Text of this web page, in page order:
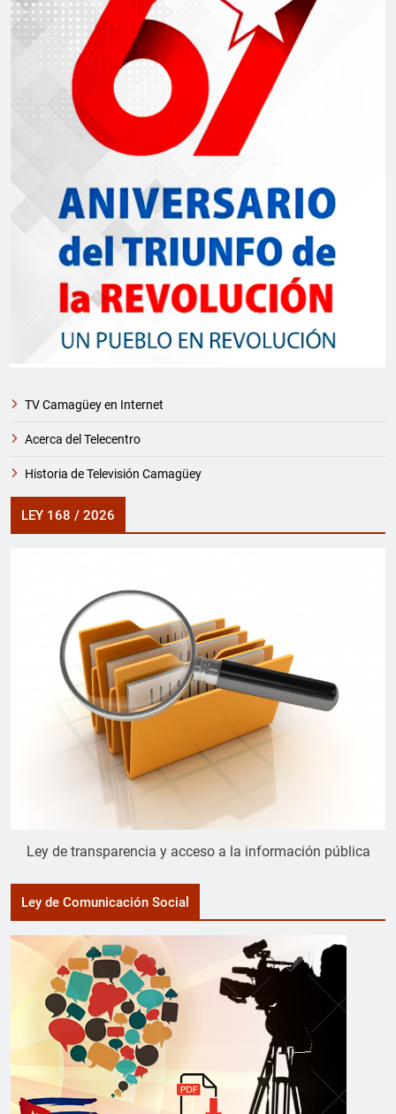
TV Camagüey en Internet
Acerca del Telecentro
Historia de Televisión Camagüey
LEY 168 / 2026
Ley de transparencia y acceso a la información pública
Ley de Comunicación Social